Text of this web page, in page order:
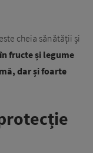
cheia sănătății și
fructe și legume
dar și foarte